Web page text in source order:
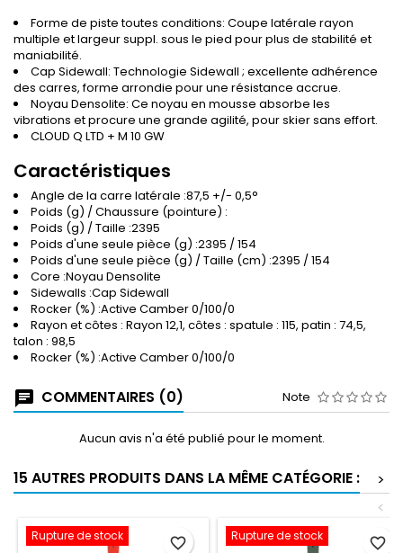
Forme de piste toutes conditions: Coupe latérale rayon
multiple et largeur suppl. sous le pied pour plus de stabilité et
maniabilité.
Cap Sidewall: Technologie Sidewall ; excellente adhérence
des carres, forme arrondie pour une résistance accrue.
Noyau Densolite: Ce noyau en mousse absorbe les
vibrations et procure une grande agilité, pour skier sans effort.
CLOUD Q LTD + M 10 GW
Caractéristiques
Angle de la carre latérale :87,5 +/- 0,5°
Poids (g) / Chaussure (pointure) :
Poids (g) / Taille :2395
Poids d'une seule pièce (g) :2395 / 154
Poids d'une seule pièce (g) / Taille (cm) :2395 / 154
Core :Noyau Densolite
Sidewalls :Cap Sidewall
Rocker (%) :Active Camber 0/100/0
Rayon et côtes : Rayon 12,1, côtes : spatule : 115, patin : 74,5,
talon : 98,5
Rocker (%) :Active Camber 0/100/0
COMMENTAIRES (0) Note
Aucun avis n'a été publié pour le moment.
15 AUTRES PRODUITS DANS LA MÊME CATÉGORIE :
>
<
Rupture de stock favorite_border Rupture de stock favorite_border